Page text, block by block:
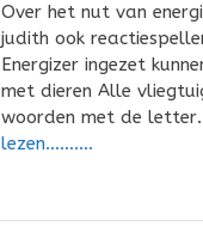
Over het nut van
judith ook
Energizer ingezet
met dieren Alle
woorden met de
lezen……….